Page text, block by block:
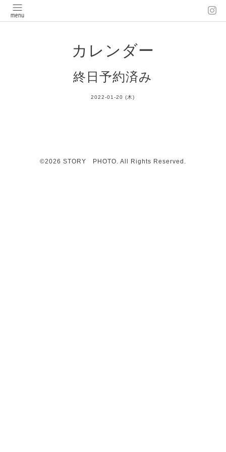
カレンダー
終日予約済み
2022-01-20 (木)
©2026 STORY PHOTO. All Rights Reserved.